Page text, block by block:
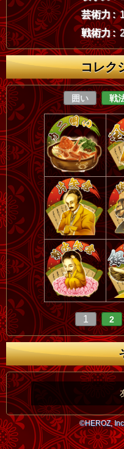
芸術力 :
戦術力 :
コレク
囲い 戦
1 2
©HEROZ,